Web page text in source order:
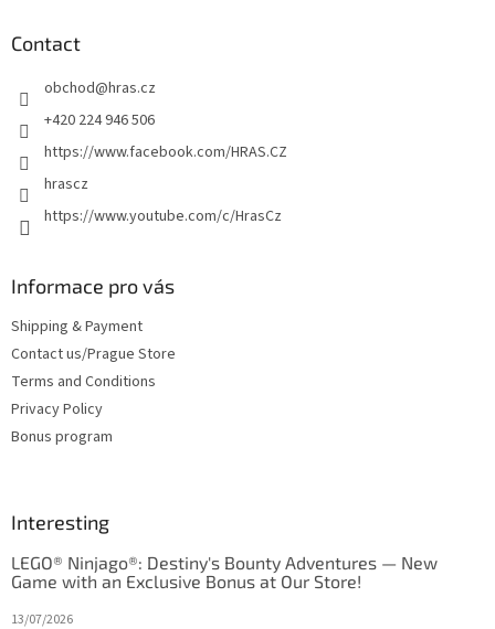
Contact
obchod@hras.cz
+420 224 946 506
https://www.facebook.com/HRAS.CZ
hrascz
https://www.youtube.com/c/HrasCz
Informace pro vás
Shipping & Payment
Contact us/Prague Store
Terms and Conditions
Privacy Policy
Bonus program
Interesting
LEGO® Ninjago®: Destiny's Bounty Adventures — New
Game with an Exclusive Bonus at Our Store!
13/07/2026